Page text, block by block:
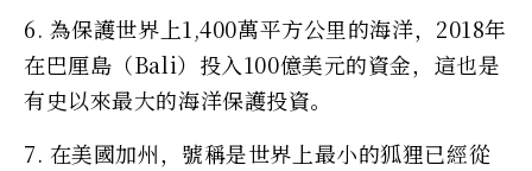
6. 為保護世界上1,400萬平方公里的海洋，2018年
在巴厘島（Bali）投入100億美元的資金，這也是
有史以來最大的海洋保護投資。
7. 在美國加州，號稱是世界上最小的狐狸已經從